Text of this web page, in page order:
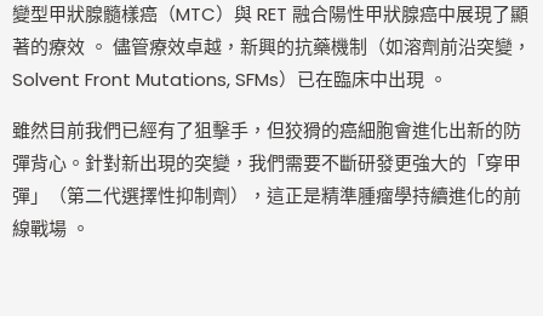
變型甲狀腺髓樣癌（MTC）與 RET 融合陽性甲狀腺癌中展現了顯
著的療效 。 儘管療效卓越，新興的抗藥機制（如溶劑前沿突變，
Solvent Front Mutations, SFMs）已在臨床中出現 。
雖然目前我們已經有了狙擊手，但狡猾的癌細胞會進化出新的防
彈背心。針對新出現的突變，我們需要不斷研發更強大的「穿甲
彈」（第二代選擇性抑制劑），這正是精準腫瘤學持續進化的前
線戰場 。